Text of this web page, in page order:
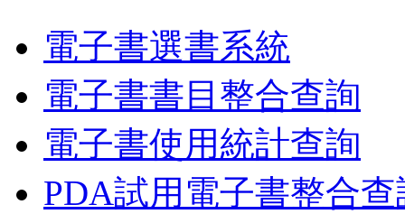
電子書選書系統
電子書書目整合查詢
電子書使用統計查詢
PDA試用電子書整合查